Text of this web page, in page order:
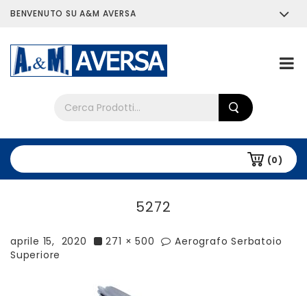
BENVENUTO SU A&M AVERSA
(0)
5272
aprile 15, 2020 271 × 500
Aerografo Serbatoio
Superiore